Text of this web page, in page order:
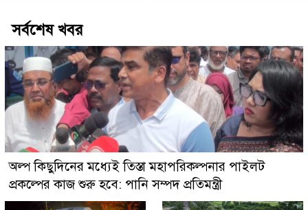
সর্বশেষ খবর
অল্প কিছুদিনের মধ্যেই তিস্তা মহাপরিকল্পনার পাইলট
প্রকল্পের কাজ শুরু হবে: পানি সম্পদ প্রতিমন্ত্রী